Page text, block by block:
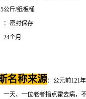
公斤/纸板桶
：密封保存
24个月
名称来源：公元前121
一天、一位老者指点霍去病，